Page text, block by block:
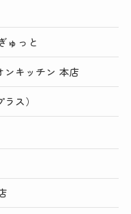
ゅっと
ンキッチン 本店
ス）